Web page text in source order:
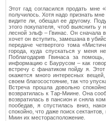
Этот гад согласился продать мне
получилось. Хотя надо признать мне
видите ли, обещал ее другому.
этого покупателя, чтоб выяснить
лесной эльф – Гвинас. Он сначала
хочет он вступить, замешана в
передаче четвертого тома
города, куда спускаться у меня
Поблагодарив Гвинаса за
информацию с Баурусом – как
встречу с фанатиком пойду я.
окажется много интересных
своем благосостояние, так что
Встреча прошла довольно
возвратилась к Тар-Миине. Она
возвратилась в пансион и сняла
пообедав, я спустилась вниз,
спокойно, что даже поиск
Миин их месторасположение.